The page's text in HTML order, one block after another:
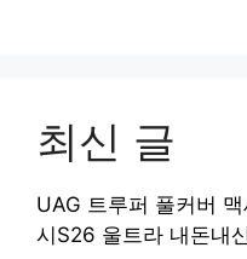
최신 글
UAG 트루퍼 풀커버
시S26 울트라 내돈내